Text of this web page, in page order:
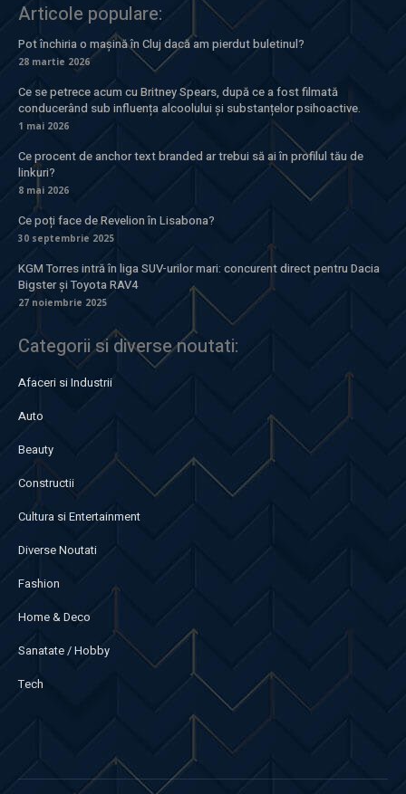
Articole populare:
Pot închiria o mașină în Cluj dacă am pierdut buletinul?
28 martie 2026
Ce se petrece acum cu Britney Spears, după ce a fost filmată
conducerând sub influența alcoolului și substanțelor psihoactive.
1 mai 2026
Ce procent de anchor text branded ar trebui să ai în profilul tău de
linkuri?
8 mai 2026
Ce poți face de Revelion în Lisabona?
30 septembrie 2025
KGM Torres intră în liga SUV-urilor mari: concurent direct pentru Dacia
Bigster și Toyota RAV4
27 noiembrie 2025
Categorii si diverse noutati:
Afaceri si Industrii
Auto
Beauty
Constructii
Cultura si Entertainment
Diverse Noutati
Fashion
Home & Deco
Sanatate / Hobby
Tech